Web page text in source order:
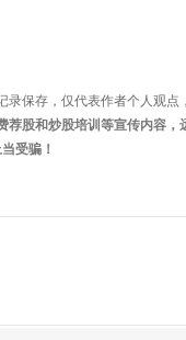
录保存，仅代表作者个人观
荐股和炒股培训等宣传内容
受骗！